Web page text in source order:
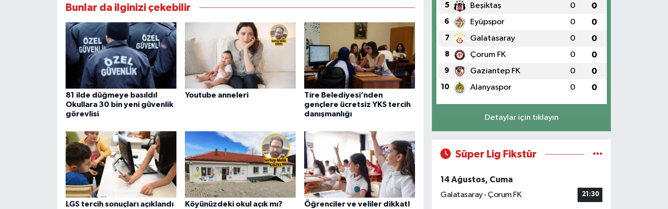
Bunlar da ilginizi çekebilir
81 ilde düğmeye basıldı!
Okullara 30 bin yeni güvenlik
görevlisi
Youtube anneleri
Tire Belediyesi’nden
gençlere ücretsiz YKS tercih
danışmanlığı
LGS tercih sonuçları açıklandı Köyünüzdeki okul açık mı?
Öğrenciler ve veliler dikkat!
5 Beşiktaş 0 0
6 Eyüpspor 0 0
7 Galatasaray 0 0
8 Çorum FK 0 0
9 Gaziantep FK 0 0
10 Alanyaspor 0 0
Detaylar için tıklayın
Süper Lig Fikstür
14 Ağustos, Cuma
Galatasaray - Çorum FK
21:30